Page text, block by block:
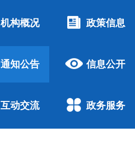
机构概况 政策信息
通知公告 信息公开
互动交流 政务服务